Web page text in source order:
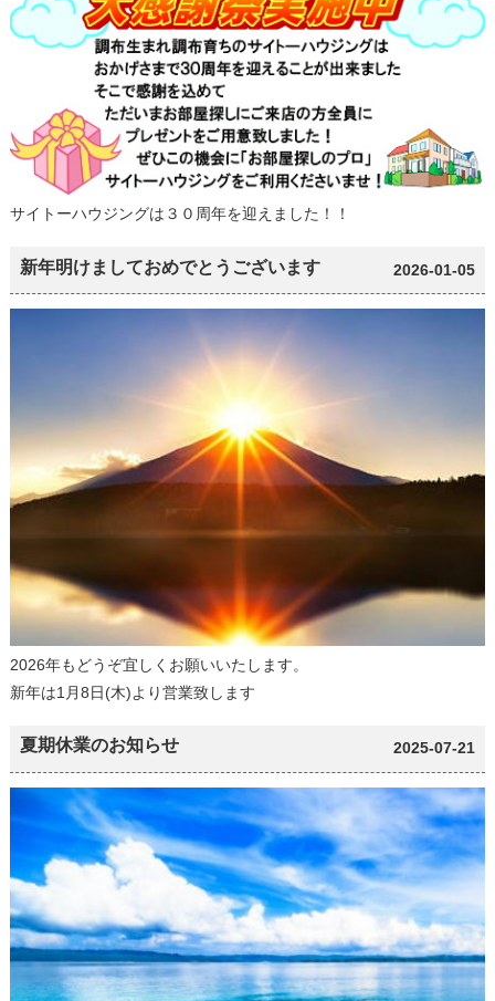
サイトーハウジングは３０周年を迎えました！！
新年明けましておめでとうございます 2026-01-05
2026年もどうぞ宜しくお願いいたします。
新年は1月8日(木)より営業致します
夏期休業のお知らせ 2025-07-21